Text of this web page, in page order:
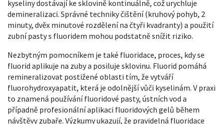
kyseliny dostávají ke sklovině kontinuálně, což urychluje
demineralizaci. Správné techniky čištění (kruhový pohyb, 2
minuty, dvěx minutové rozdělení na čtyři kvadranty) a použití
zubní pasty s fluoridem mohou podstatně snížit riziko.
Nezbytným pomocníkem je také fluoridace, proces, kdy se
fluorid aplikuje na zuby a posiluje sklovinu. Fluorid pomáhá
remineralizovat postižené oblasti tím, že vytváří
fluorohydroxyapatit, která je odolnější vůči kyselinám. V praxi
to znamená používání fluoridové pasty, ústních vod a
případně profesionální aplikaci fluoridových gelů během
návštěvy zubaře. Výzkumy ukazují, že pravidelná fluoridace